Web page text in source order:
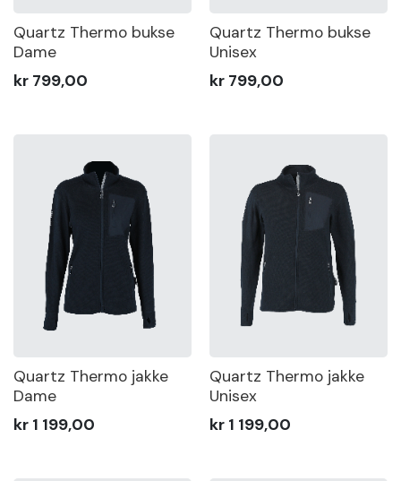
Om
Opprett
konto
Quartz Thermo bukse
Dame
kr 799,00
Quartz Thermo bukse
Unisex
kr 799,00
Quartz Thermo jakke
Dame
kr 1 199,00
Quartz Thermo jakke
Unisex
kr 1 199,00
2 000
Farge
Gender
Vis
produkter